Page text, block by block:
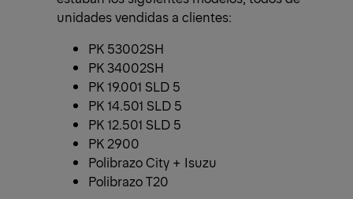
unidades vendidas a clientes:
PK 53002SH
PK 34002SH
PK 19.001 SLD 5
PK 14.501 SLD 5
PK 12.501 SLD 5
PK 2900
Polibrazo City + Isuzu
Polibrazo T20